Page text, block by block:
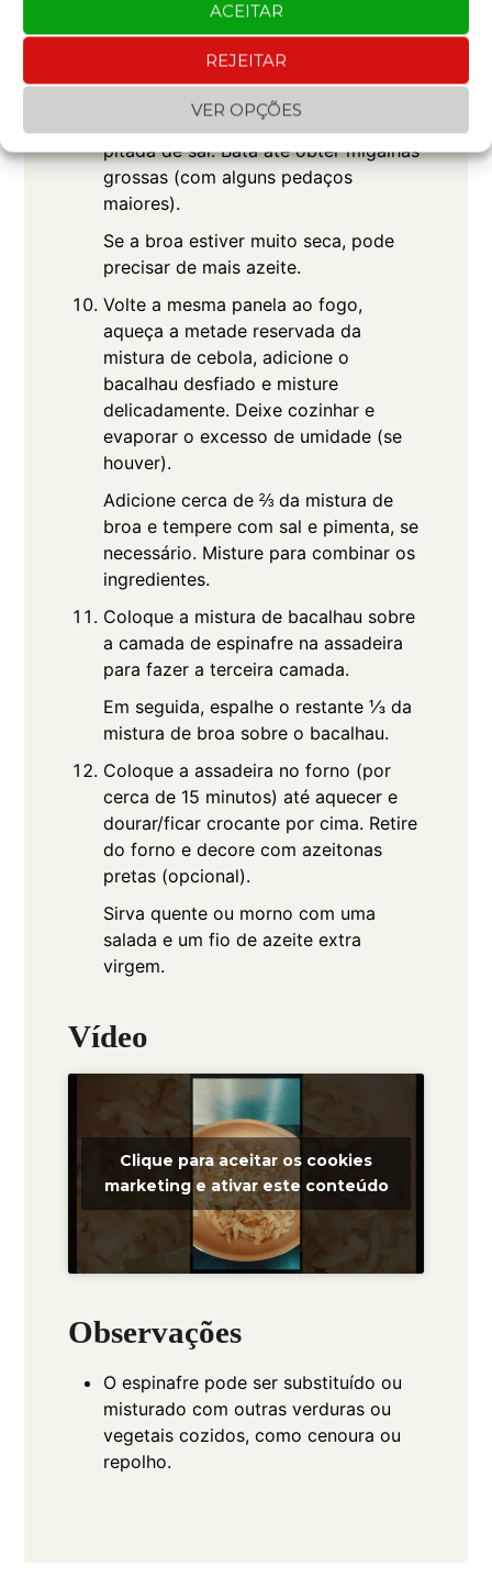
ACEITAR
REJEITAR
VER OPÇÕES
Corte a broa em pedaços e coloque
na tigela do processador de
alimentos. Adicione a salsa picada (ou
coentro), ¼ de xícara de azeite e uma
pitada de sal. Bata até obter migalhas
grossas (com alguns pedaços
maiores).
Se a broa estiver muito seca, pode
precisar de mais azeite.
Volte a mesma panela ao fogo,
aqueça a metade reservada da
mistura de cebola, adicione o
bacalhau desfiado e misture
delicadamente. Deixe cozinhar e
evaporar o excesso de umidade (se
houver).
Adicione cerca de ⅔ da mistura de
broa e tempere com sal e pimenta, se
necessário. Misture para combinar os
ingredientes.
Coloque a mistura de bacalhau sobre
a camada de espinafre na assadeira
para fazer a terceira camada.
Em seguida, espalhe o restante ⅓ da
mistura de broa sobre o bacalhau.
Coloque a assadeira no forno (por
cerca de 15 minutos) até aquecer e
dourar/ficar crocante por cima. Retire
do forno e decore com azeitonas
pretas (opcional).
Sirva quente ou morno com uma
salada e um fio de azeite extra
virgem.
Vídeo
Clique para aceitar os cookies
marketing e ativar este conteúdo
Observações
O espinafre pode ser substituído ou
misturado com outras verduras ou
vegetais cozidos, como cenoura ou
repolho.